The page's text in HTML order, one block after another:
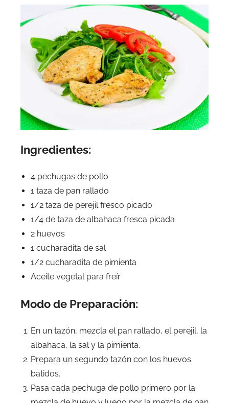
Ingredientes:
4 pechugas de pollo
1 taza de pan rallado
1/2 taza de perejil fresco picado
1/4 de taza de albahaca fresca picada
2 huevos
1 cucharadita de sal
1/2 cucharadita de pimienta
Aceite vegetal para freír
Modo de Preparación:
En un tazón, mezcla el pan rallado, el perejil, la
albahaca, la sal y la pimienta.
Prepara un segundo tazón con los huevos
batidos.
Pasa cada pechuga de pollo primero por la